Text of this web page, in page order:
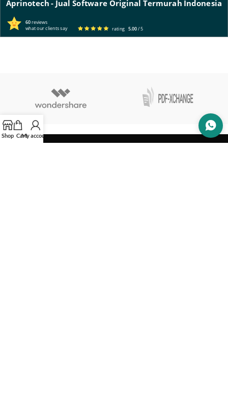
Aprinotech - Jual Software Original Termurah Indonesia
60reviews
what our clients say rating 5.00/ 5
Shop CartMy account